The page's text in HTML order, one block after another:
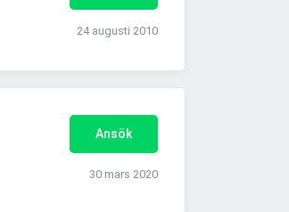
24 augusti 2010
Ansök
30 mars 2020